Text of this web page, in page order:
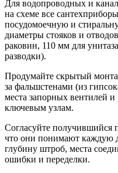
Для водопроводных и
на схеме все
посудомоечную и
диаметры стояков и
раковин, 110 мм для
разводки).
Продумайте скрытый
за фальшстенами (из
места запорных вентилей
ключевым узлам.
Согласуйте получившийся
что они понимают каждую
глубину штроб, места
ошибки и переделки.